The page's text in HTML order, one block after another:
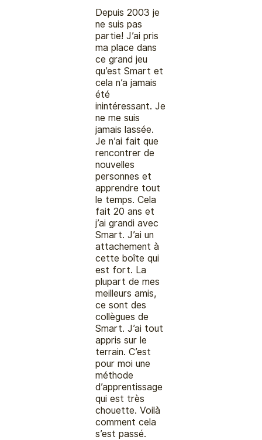
Depuis 2003 je
ne suis pas
partie! J’ai pris
ma place dans
ce grand jeu
qu’est Smart et
cela n’a jamais
été
inintéressant. Je
ne me suis
jamais lassée.
Je n’ai fait que
rencontrer de
nouvelles
personnes et
apprendre tout
le temps. Cela
fait 20 ans et
j’ai grandi avec
Smart. J’ai un
attachement à
cette boîte qui
est fort. La
plupart de mes
meilleurs amis,
ce sont des
collègues de
Smart. J’ai tout
appris sur le
terrain. C’est
pour moi une
méthode
d’apprentissage
qui est très
chouette. Voilà
comment cela
s’est passé.